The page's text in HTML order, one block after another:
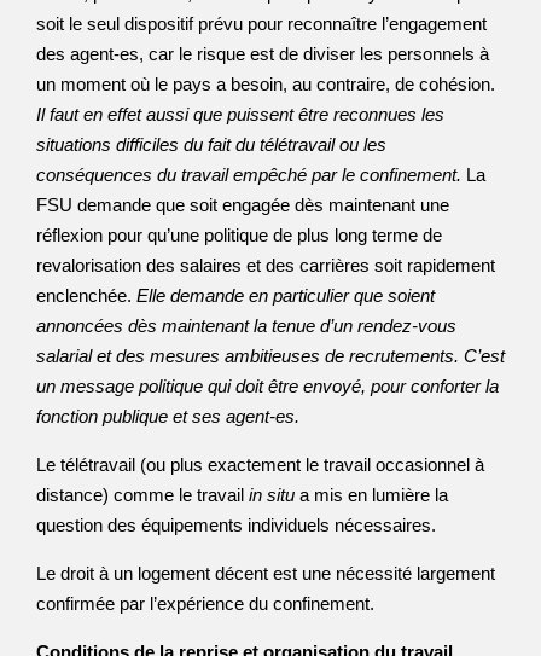
soit le seul dispositif prévu pour reconnaître l’engagement
des agent-es, car le risque est de diviser les personnels à
un moment où le pays a besoin, au contraire, de cohésion.
Il faut en effet aussi que puissent être reconnues les
situations difficiles du fait du télétravail ou les
conséquences du travail empêché par le confinement. La
FSU demande que soit engagée dès maintenant une
réflexion pour qu’une politique de plus long terme de
revalorisation des salaires et des carrières soit rapidement
enclenchée. Elle demande en particulier que soient
annoncées dès maintenant la tenue d’un rendez-vous
salarial et des mesures ambitieuses de recrutements. C’est
un message politique qui doit être envoyé, pour conforter la
fonction publique et ses agent-es.
Le télétravail (ou plus exactement le travail occasionnel à
distance) comme le travail in situ a mis en lumière la
question des équipements individuels nécessaires.
Le droit à un logement décent est une nécessité largement
confirmée par l’expérience du confinement.
Conditions de la reprise et organisation du travail